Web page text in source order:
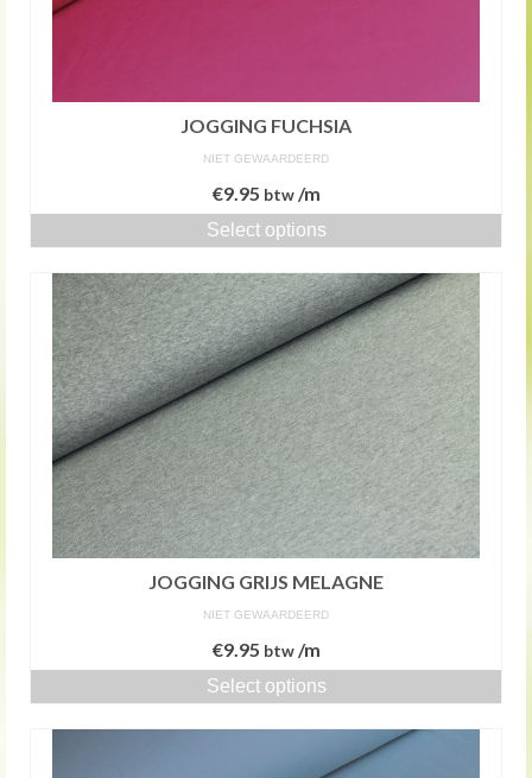
JOGGING FUCHSIA
NIET GEWAARDEERD
€9.95 btw/m
Select options
JOGGING GRIJS MELAGNE
NIET GEWAARDEERD
€9.95 btw/m
Select options